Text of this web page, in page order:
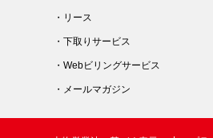
・リース
・下取りサービス
・Webビリングサービス
・メールマガジン